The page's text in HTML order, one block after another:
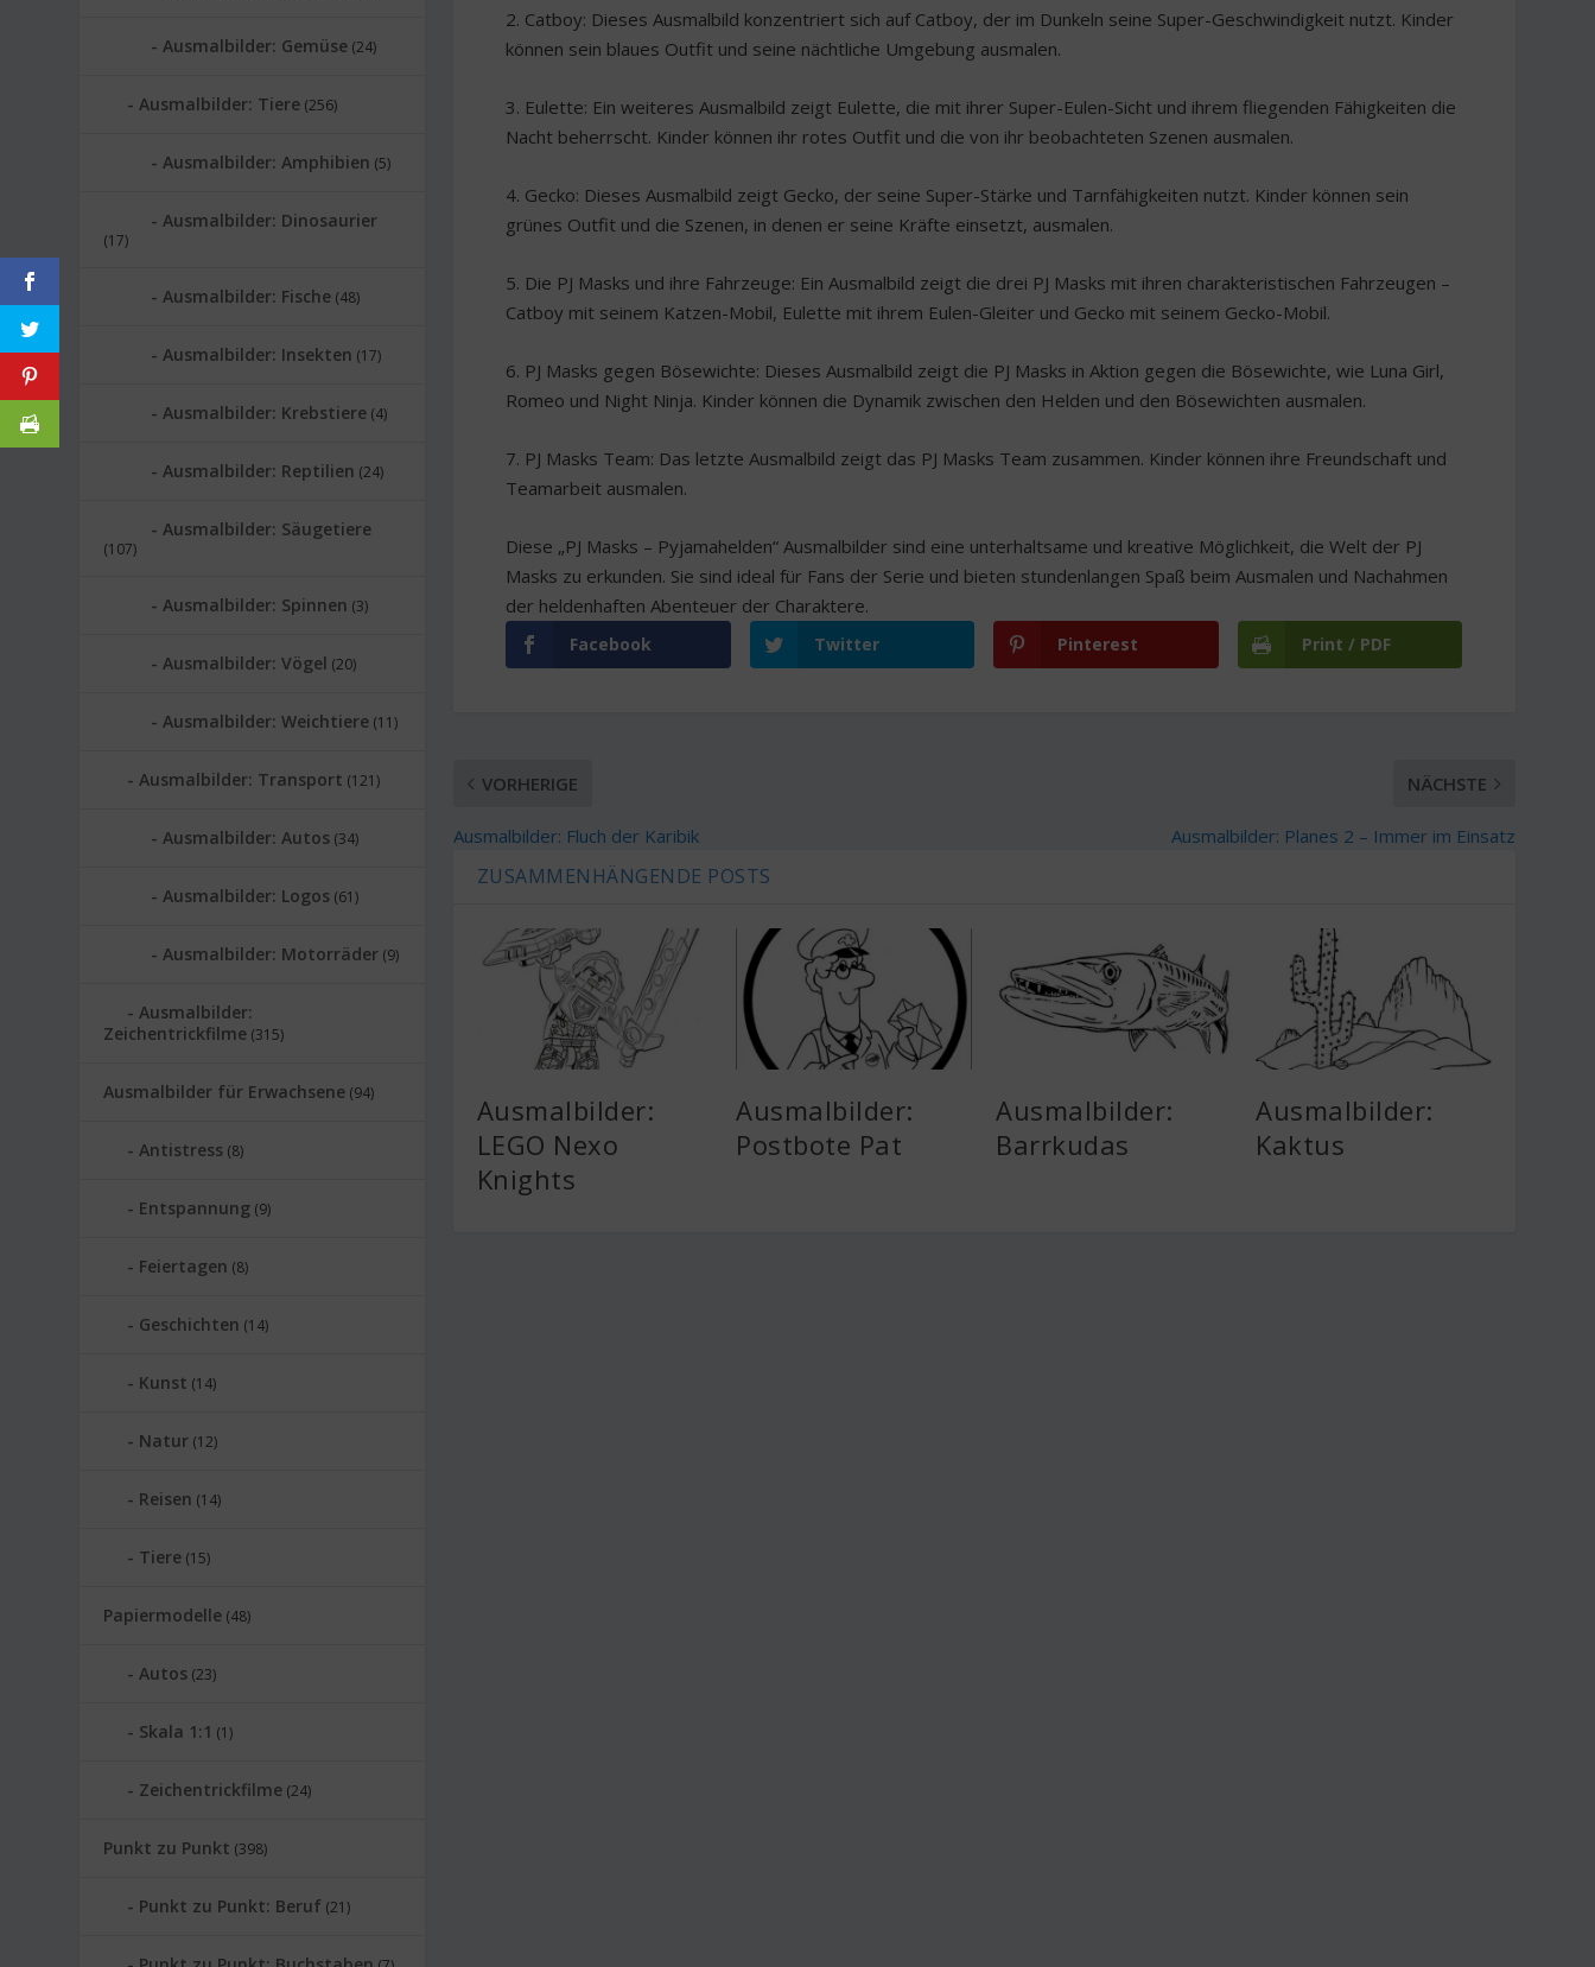
2. Catboy: Dieses Ausmalbild konzentriert sich auf Catboy, der im Dunkeln seine Super-Geschwindigkeit nutzt. Kinder
können sein blaues Outfit und seine nächtliche Umgebung ausmalen.
3. Eulette: Ein weiteres Ausmalbild zeigt Eulette, die mit ihrer Super-Eulen-Sicht und ihrem fliegenden Fähigkeiten die
Nacht beherrscht. Kinder können ihr rotes Outfit und die von ihr beobachteten Szenen ausmalen.
4. Gecko: Dieses Ausmalbild zeigt Gecko, der seine Super-Stärke und Tarnfähigkeiten nutzt. Kinder können sein
grünes Outfit und die Szenen, in denen er seine Kräfte einsetzt, ausmalen.
5. Die PJ Masks und ihre Fahrzeuge: Ein Ausmalbild zeigt die drei PJ Masks mit ihren charakteristischen Fahrzeugen –
Catboy mit seinem Katzen-Mobil, Eulette mit ihrem Eulen-Gleiter und Gecko mit seinem Gecko-Mobil.
6. PJ Masks gegen Bösewichte: Dieses Ausmalbild zeigt die PJ Masks in Aktion gegen die Bösewichte, wie Luna Girl,
Romeo und Night Ninja. Kinder können die Dynamik zwischen den Helden und den Bösewichten ausmalen.
7. PJ Masks Team: Das letzte Ausmalbild zeigt das PJ Masks Team zusammen. Kinder können ihre Freundschaft und
Teamarbeit ausmalen.
Diese „PJ Masks – Pyjamahelden“ Ausmalbilder sind eine unterhaltsame und kreative Möglichkeit, die Welt der PJ
Masks zu erkunden. Sie sind ideal für Fans der Serie und bieten stundenlangen Spaß beim Ausmalen und Nachahmen
der heldenhaften Abenteuer der Charaktere.
Facebook Twitter Pinterest Print / PDF
VORHERIGE
Ausmalbilder: Fluch der Karibik
NÄCHSTE
Ausmalbilder: Planes 2 – Immer im Einsatz
ZUSAMMENHÄNGENDE POSTS
Ausmalbilder:
LEGO Nexo
Knights
Ausmalbilder:
Postbote Pat
Ausmalbilder:
Barrkudas
Ausmalbilder:
Kaktus
Ausmalbilder: Gemüse (24)
Ausmalbilder: Tiere (256)
Ausmalbilder: Amphibien (5)
Ausmalbilder: Dinosaurier
(17)
Ausmalbilder: Fische (48)
Ausmalbilder: Insekten (17)
Ausmalbilder: Krebstiere (4)
Ausmalbilder: Reptilien (24)
Ausmalbilder: Säugetiere
(107)
Ausmalbilder: Spinnen (3)
Ausmalbilder: Vögel (20)
Ausmalbilder: Weichtiere (11)
Ausmalbilder: Transport (121)
Ausmalbilder: Autos (34)
Ausmalbilder: Logos (61)
Ausmalbilder: Motorräder (9)
Ausmalbilder:
Zeichentrickfilme (315)
Ausmalbilder für Erwachsene (94)
Antistress (8)
Entspannung (9)
Feiertagen (8)
Geschichten (14)
Kunst (14)
Natur (12)
Reisen (14)
Tiere (15)
Papiermodelle (48)
Autos (23)
Skala 1:1 (1)
Zeichentrickfilme (24)
Punkt zu Punkt (398)
Punkt zu Punkt: Beruf (21)